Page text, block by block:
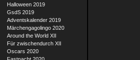
Halloween 2019
GsdS 2019
Adventskalender 2019
Märchengagolingo 2020
Around the World XII
Für zwischendurch XII
Oscars 2020